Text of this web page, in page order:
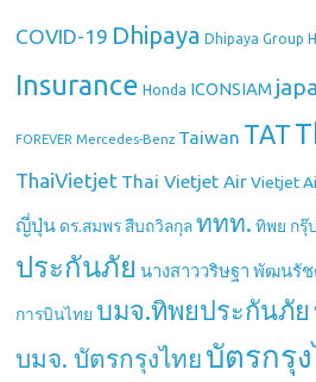
COVID-19 Dhipaya Dhipaya Group
Insurance Honda ICONSIAM
FOREVER Mercedes-Benz Taiwan TAT
ThaiVietjet Thai Vietjet Air Vietjet
ญี่ปุ่น ดร.สมพร สืบถวิลกุล ททท. ทิพย กรุ๊
ประกันภัย นางสาววริษฐา พัฒนรั
การบินไทย บมจ.ทิพยประกันภัย
บมจ. บัตรกรุงไทย บัตรกรุ